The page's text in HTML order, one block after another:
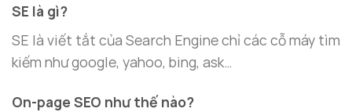
SE là gì?
SE là viết tắt của Search Engine chỉ các cỗ máy tìm
kiếm như google, yahoo, bing, ask…
On-page SEO như thế nào?